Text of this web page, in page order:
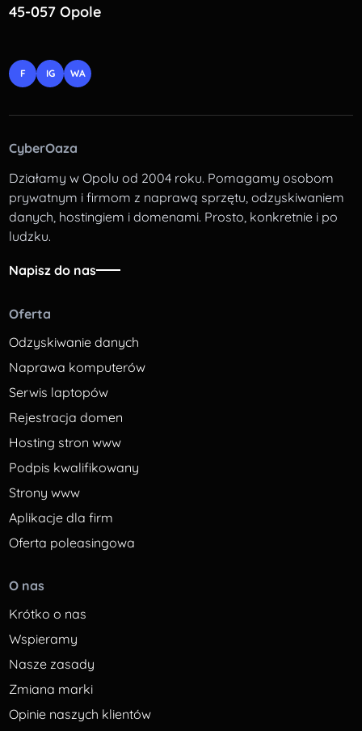
45-057 Opole
F IG WA
CyberOaza
Działamy w Opolu od 2004 roku. Pomagamy osobom
prywatnym i firmom z naprawą sprzętu, odzyskiwaniem
danych, hostingiem i domenami. Prosto, konkretnie i po
ludzku.
Napisz do nas
Oferta
Odzyskiwanie danych
Naprawa komputerów
Serwis laptopów
Rejestracja domen
Hosting stron www
Podpis kwalifikowany
Strony www
Aplikacje dla firm
Oferta poleasingowa
O nas
Krótko o nas
Wspieramy
Nasze zasady
Zmiana marki
Opinie naszych klientów